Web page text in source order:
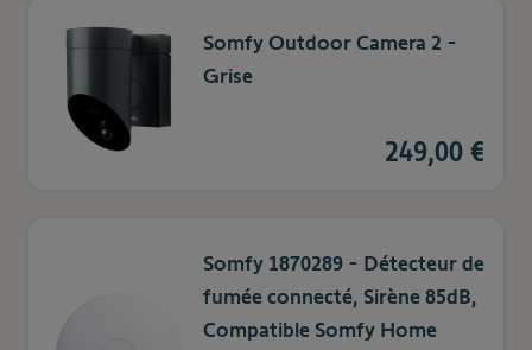
Somfy Outdoor Camera 2 -
Grise
249,00 €
Somfy 1870289 - Détecteur de
fumée connecté, Sirène 85dB,
Compatible Somfy Home